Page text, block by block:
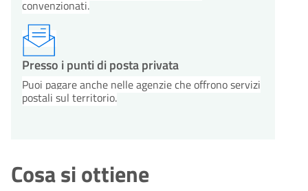
convenzionati.
Presso i punti di posta privata
Puoi pagare anche nelle agenzie che offrono servizi
postali sul territorio.
Cosa si ottiene